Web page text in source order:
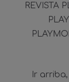
REVISTA
Ir arriba